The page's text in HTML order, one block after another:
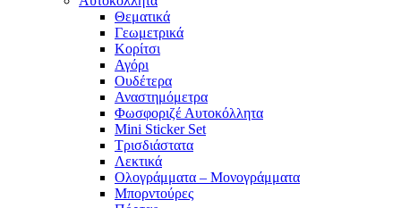
Θεματικά
Γεωμετρικά
Κορίτσι
Αγόρι
Ουδέτερα
Αναστημόμετρα
Φωσφοριζέ Αυτοκόλλητα
Mini Sticker Set
Tρισδιάστατα
Λεκτικά
Ολογράμματα – Μονογράμματα
Μπορντούρες